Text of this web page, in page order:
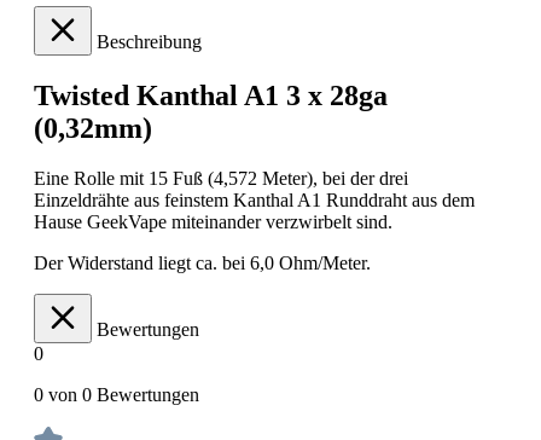
Beschreibung
Twisted Kanthal A1 3 x 28ga
(0,32mm)
Eine Rolle mit 15 Fuß (4,572 Meter), bei der drei
Einzeldrähte aus feinstem Kanthal A1 Runddraht aus dem
Hause GeekVape miteinander verzwirbelt sind.
Der Widerstand liegt ca. bei 6,0 Ohm/Meter.
Bewertungen
0
0 von 0 Bewertungen